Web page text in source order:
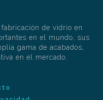
de vidrio en
en el mundo, sus
gama de acabados,
en el mercado.